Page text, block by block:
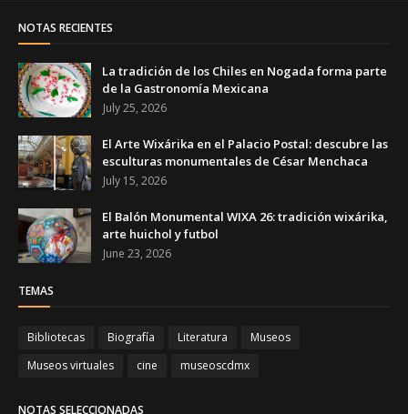
NOTAS RECIENTES
La tradición de los Chiles en Nogada forma parte
de la Gastronomía Mexicana
July 25, 2026
El Arte Wixárika en el Palacio Postal: descubre las
esculturas monumentales de César Menchaca
July 15, 2026
El Balón Monumental WIXA 26: tradición wixárika,
arte huichol y futbol
June 23, 2026
TEMAS
Bibliotecas Biografía Literatura
Museos
Museos virtuales
cine museoscdmx
NOTAS SELECCIONADAS